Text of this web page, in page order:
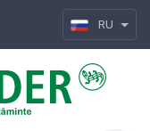
RU